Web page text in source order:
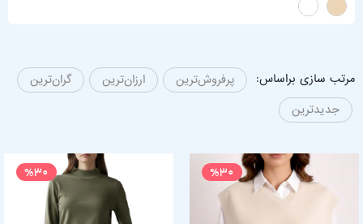
مرتب سازی براساس: پرفروش‌ترین ارزان‌ترین
گران‌ترین
جدیدترین
%30
%30